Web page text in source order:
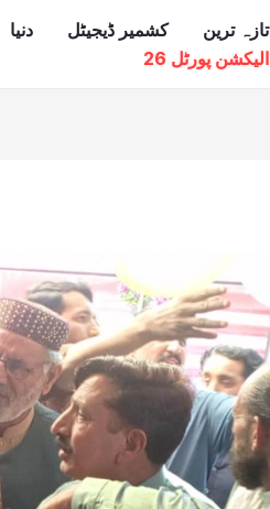
تازہ ترین کشمیر ڈیجیٹل دنیا
الیکشن پورٹل 26